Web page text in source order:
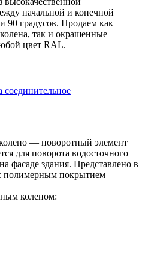
начальной и конечной
90 градусов. Продаем как
так и окрашенные
цвет RAL.
соединительное
— поворотный элемент
для поворота водосточного
фасаде здания. Представлено в
полимерным покрытием
коленом: